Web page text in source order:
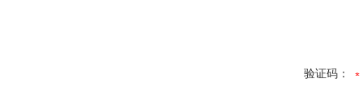
验证码：